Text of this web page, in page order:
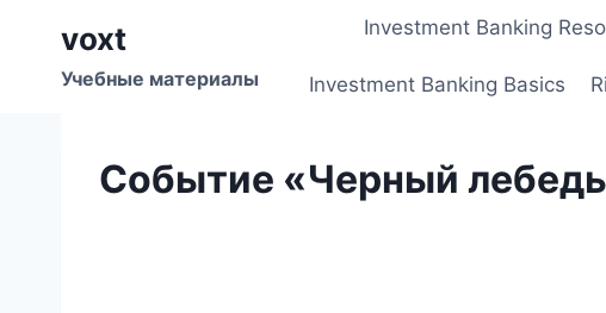
содержимому
voxt
Учебные материалы
Investment Banking
Investment Banking Basics
Событие «Черный